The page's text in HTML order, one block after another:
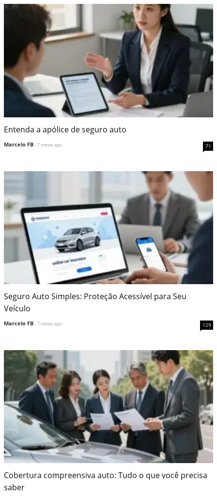
Entenda a apólice de seguro auto
Marcelo FB - 7 meses ago 71
Seguro Auto Simples: Proteção Acessível para Seu
Veículo
Marcelo FB - 7 meses ago 129
Cobertura compreensiva auto: Tudo o que você precisa
saber